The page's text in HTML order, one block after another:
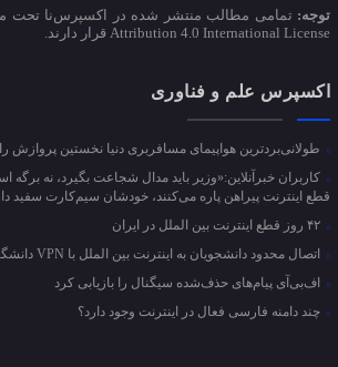
توجه:
Attribution 4.0 International License قرار دارند.
اکسپرس علم و فناوری
طولانی‌بردترین هواپیمای مسافربری دنیا نخستین پروازش را
کاربران خبرآنلاین:«وزیر باید مدال شجاعت بگیرد، نه برگه
قطع اینترنت پیراهن پاره می‌کنند، خودشان سیم‌کارت سفید
اتصال محدود دانشجویان به اینترنت بین الملل با VPN دانشگاه ها
اف‌بی‌آی پیام‌های حذف‌شده سیگنال را بازیابی کرد
چند دامنه فارسی فعال در اینترنت وجود دارد؟